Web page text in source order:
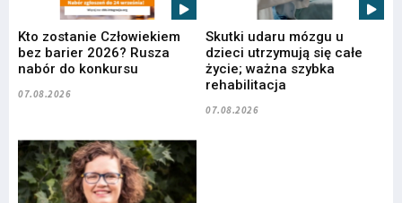
Kto zostanie Człowiekiem
bez barier 2026? Rusza
nabór do konkursu
07.08.2026
Skutki udaru mózgu u
dzieci utrzymują się całe
życie; ważna szybka
rehabilitacja
07.08.2026